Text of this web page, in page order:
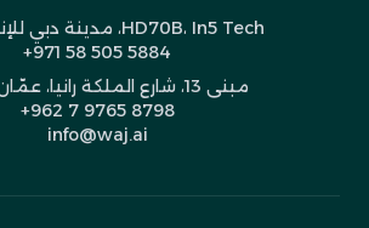
HD70B، In5 Tech، مدينة دبي للإنترنت، دبي
+971 58 505 5884
مبنى 13، شارع الملكة رانيا، عمّان، الأردن
+962 7 9765 8798
info@waj.ai